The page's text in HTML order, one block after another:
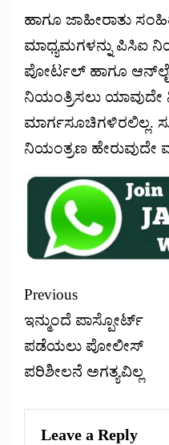
ಹಾಗೂ ಜಾಹೀರಾತು
ಮಾಧ್ಯಮಗಳನ್ನು ಪಿಸಿಐ
ಪೋರ್ಟಲ್ ಹಾಗೂ
ನಿಯಂತ್ರಿಸಲು
ಮಾರ್ಗಸೂಚಿಗಳಿರಲಿಲ್ಲ.
ನಿಯಂತ್ರಣ ಹೇರುವುದೇ
Previous
ಇನ್ಮುಂದೆ ಪಾಸ್ಪೋರ್ಟ್
ಪಡೆಯಲು ಪೋಲೀಸ್
ಪರಿಶೀಲನೆ ಅಗತ್ಯವಿಲ್ಲ
Leave a Reply